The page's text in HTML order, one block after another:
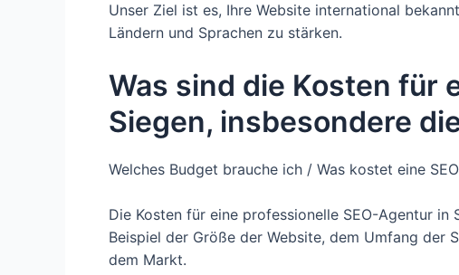
Unser Ziel ist es, Ihre Website international
Ländern und Sprachen zu stärken.
Was sind die Kosten für
Siegen, insbesondere
Welches Budget brauche ich / Was kostet eine
Die Kosten für eine professionelle SEO-Agentur
Beispiel der Größe der Website, dem Umfang der
dem Markt.